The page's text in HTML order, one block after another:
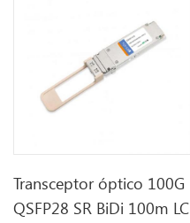
Transceptor óptico 100G
QSFP28 SR BiDi 100m LC